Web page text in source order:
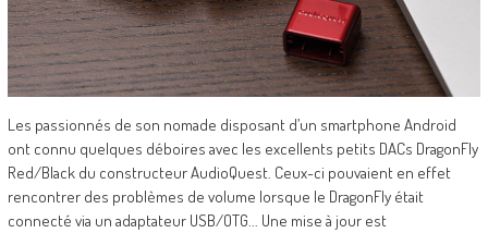
Les passionnés de son nomade disposant d’un smartphone Android
ont connu quelques déboires avec les excellents petits DACs DragonFly
Red/Black du constructeur AudioQuest. Ceux-ci pouvaient en effet
rencontrer des problèmes de volume lorsque le DragonFly était
connecté via un adaptateur USB/OTG... Une mise à jour est